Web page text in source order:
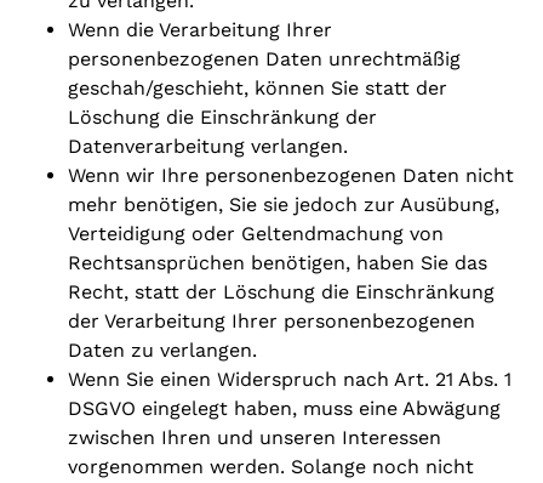
Wenn die Verarbeitung Ihrer
personenbezogenen Daten unrechtmäßig
geschah/geschieht, können Sie statt der
Löschung die Einschränkung der
Datenverarbeitung verlangen.
Wenn wir Ihre personenbezogenen Daten nicht
mehr benötigen, Sie sie jedoch zur Ausübung,
Verteidigung oder Geltendmachung von
Rechtsansprüchen benötigen, haben Sie das
Recht, statt der Löschung die Einschränkung
der Verarbeitung Ihrer personenbezogenen
Daten zu verlangen.
Wenn Sie einen Widerspruch nach Art. 21 Abs. 1
DSGVO eingelegt haben, muss eine Abwägung
zwischen Ihren und unseren Interessen
vorgenommen werden. Solange noch nicht